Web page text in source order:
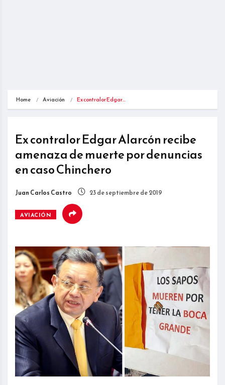
Home Aviación Ex contralor Edgar…
Ex contralor Edgar Alarcón recibe
amenaza de muerte por denuncias
en caso Chinchero
Juan Carlos Castro 23 de septiembre de 2019
AVIACIÓN